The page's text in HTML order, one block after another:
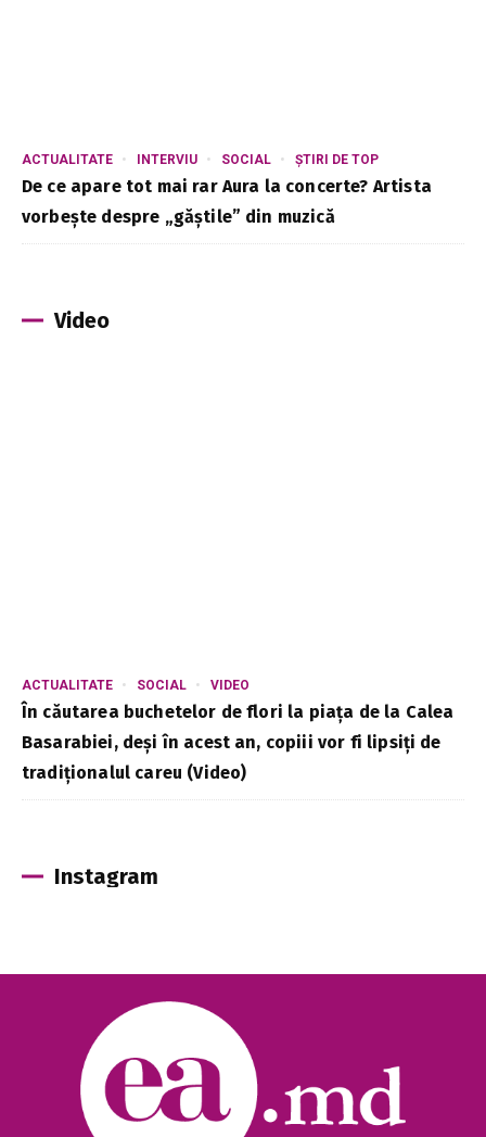
ACTUALITATE INTERVIU SOCIAL ȘTIRI DE TOP
De ce apare tot mai rar Aura la concerte? Artista
vorbește despre „găștile” din muzică
Video
ACTUALITATE SOCIAL VIDEO
În căutarea buchetelor de flori la piața de la Calea
Basarabiei, deși în acest an, copiii vor fi lipsiți de
tradiționalul careu (Video)
Instagram